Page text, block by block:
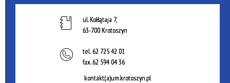
ul. Kołłątaja 7,
63-700 Krotoszyn
tel.62 725 42 01
fax.62 594 04 36
kontakt(a)um.krotoszyn.pl